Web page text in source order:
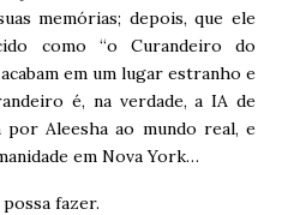
memórias; depois, que ele
como “o Curandeiro do
em um lugar estranho e
é, na verdade, a IA de
por Aleesha ao mundo real, e
em Nova York…
fazer.